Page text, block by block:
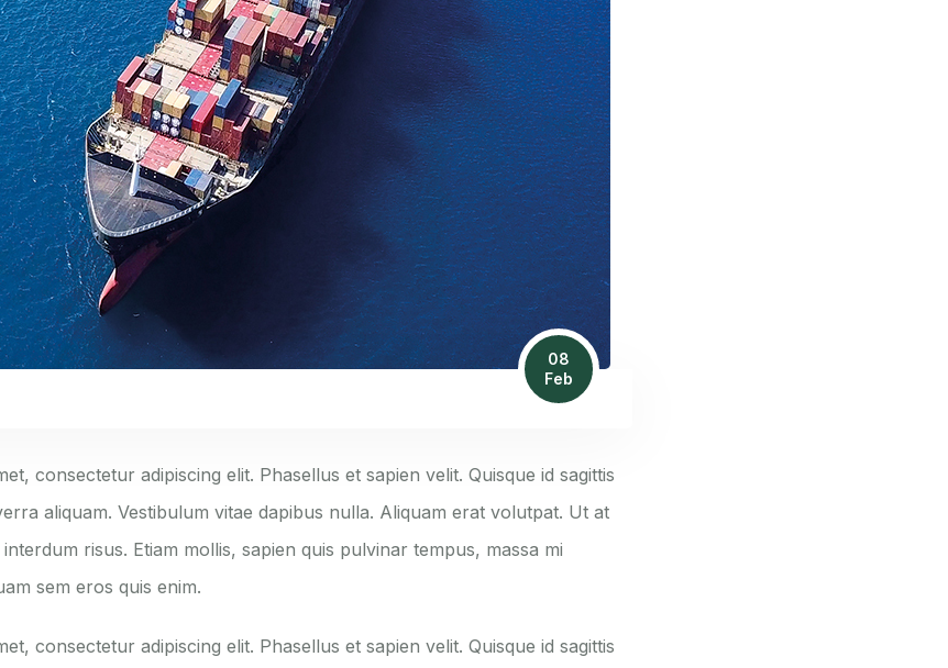
08
Feb
consectetur adipiscing elit. Phasellus et sapien velit. Quisque id sagittis
aliquam. Vestibulum vitae dapibus nulla. Aliquam erat volutpat. Ut at
risus. Etiam mollis, sapien quis pulvinar tempus, massa mi
sem eros quis enim.
consectetur adipiscing elit. Phasellus et sapien velit. Quisque id sagittis